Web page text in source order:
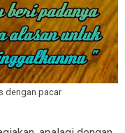
dengan pacar